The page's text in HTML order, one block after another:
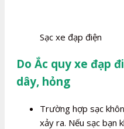
Sạc xe đạp điện
Do Ắc quy xe đạp
dây, hỏng
Trường hợp sạc
xảy ra. Nếu sạc bạn